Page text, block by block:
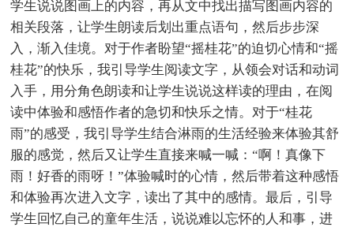
学生说说图画上的内容，再从文中找出描写图画内容的
相关段落，让学生朗读后划出重点语句，然后步步深
入，渐入佳境。对于作者盼望“摇桂花”的迫切心情和“摇
桂花”的快乐，我引导学生阅读文字，从领会对话和动词
入手，用分角色朗读和让学生说说这样读的理由，在阅
读中体验和感悟作者的急切和快乐之情。对于“桂花
雨”的感受，我引导学生结合淋雨的生活经验来体验其舒
服的感觉，然后又让学生直接来喊一喊：“啊！真像下
雨！好香的雨呀！”体验喊时的心情，然后带着这种感悟
和体验再次进入文字，读出了其中的感情。最后，引导
学生回忆自己的童年生活，说说难以忘怀的人和事，进